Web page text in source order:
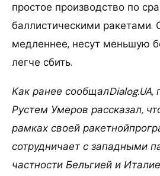
простое производство по
баллистическими ракетами.
медленнее, несут меньшую
легче сбить.
Как ранее
Рустем Умеров рассказал,
рамках своей
сотрудничает с западными
частности Бельгией и